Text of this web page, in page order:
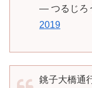
— つるじろ
2019
銚子大橋通